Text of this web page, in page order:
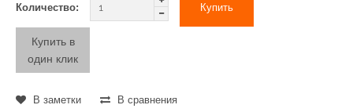
Количество:
Купить в
один клик
В заметки В сравнения